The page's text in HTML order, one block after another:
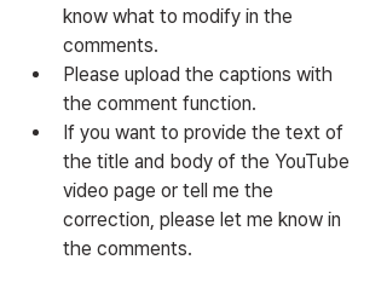
know what to modify in the
comments.
Please upload the captions with
the comment function.
If you want to provide the text of
the title and body of the YouTube
video page or tell me the
correction, please let me know in
the comments.